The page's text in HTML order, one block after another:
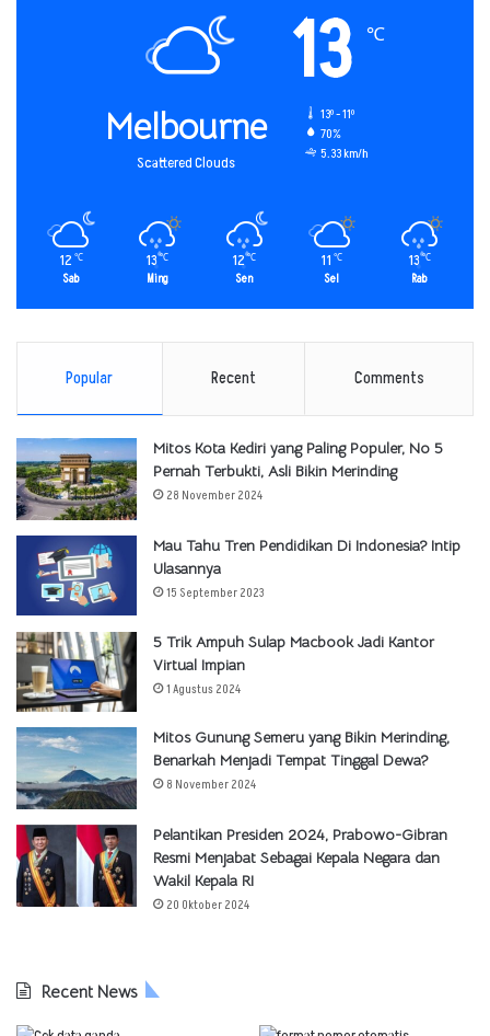
Melbourne
Scattered Clouds
13 ℃
13º - 11º
70%
5.33 km/h
12 ℃
Sab
13℃
Ming
12℃
Sen
11 ℃
Sel
13℃
Rab
Popular Recent Comments
Mitos Kota Kediri yang Paling Populer, No 5
Pernah Terbukti, Asli Bikin Merinding
28 November 2024
Mau Tahu Tren Pendidikan Di Indonesia? Intip
Ulasannya
15 September 2023
5 Trik Ampuh Sulap Macbook Jadi Kantor
Virtual Impian
1 Agustus 2024
Mitos Gunung Semeru yang Bikin Merinding,
Benarkah Menjadi Tempat Tinggal Dewa?
8 November 2024
Pelantikan Presiden 2024, Prabowo-Gibran
Resmi Menjabat Sebagai Kepala Negara dan
Wakil Kepala RI
20 Oktober 2024
Recent News